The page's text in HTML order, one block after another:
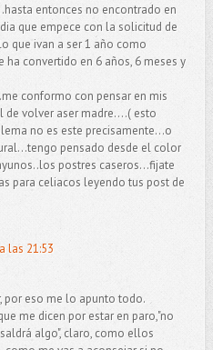
entonces no encontrado en
que empece con la solicitud de
que ivan a ser 1 año como
convertido en 6 años, 6 meses y
conformo con pensar en mis
volver aser madre....( esto
no es este precisamente...o
pensado desde el color
postres caseros...fijate
para celiacos leyendo tus post de
las 21:53
por eso me lo apunto todo.
me dicen por estar en paro,"no
algo", claro, como ellos